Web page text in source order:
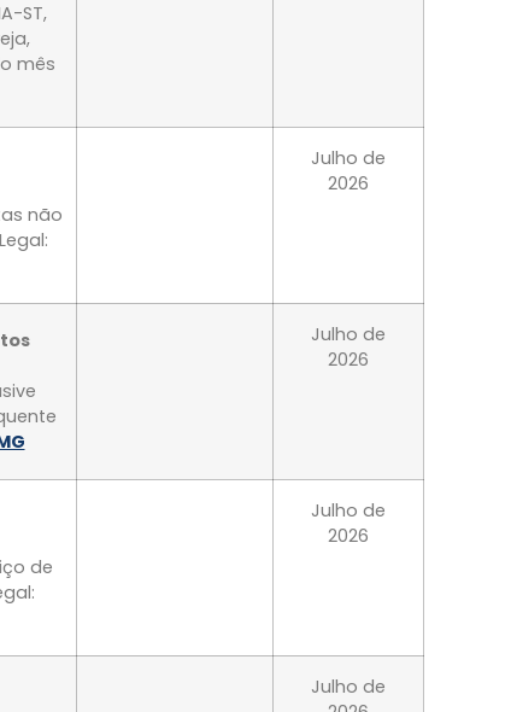
ST,
mês
não
Julho de
2026
Julho de
2026
de
Julho de
2026
Julho de